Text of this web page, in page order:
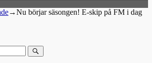
→Nu börjar säsongen! E-skip på FM i dag